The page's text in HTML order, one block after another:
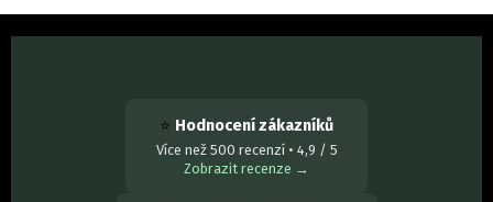
⭐ Hodnocení zákazníků
Více než 500 recenzí • 4,9 / 5
Zobrazit recenze →